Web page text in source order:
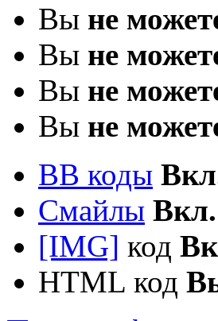
Вы не
Вы не
Вы не
Вы не
BB коды
Смайлы Вкл.
[IMG] код
HTML код